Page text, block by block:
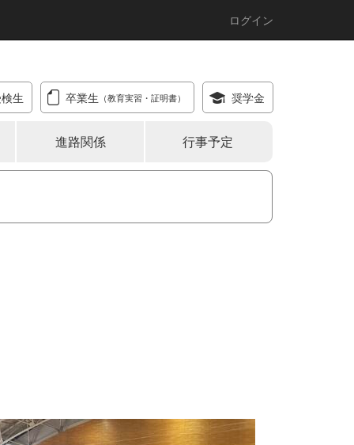
ログイン
生 卒業生 （教育実習・証明書） 奨学金
進路関係 行事予定